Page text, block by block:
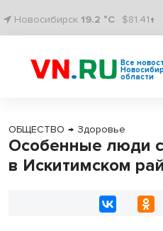
Новосибирск 19.2 °C $81.41↑
Все
области
ОБЩЕСТВО → Здоровье
Особенные люди
в Искитимском